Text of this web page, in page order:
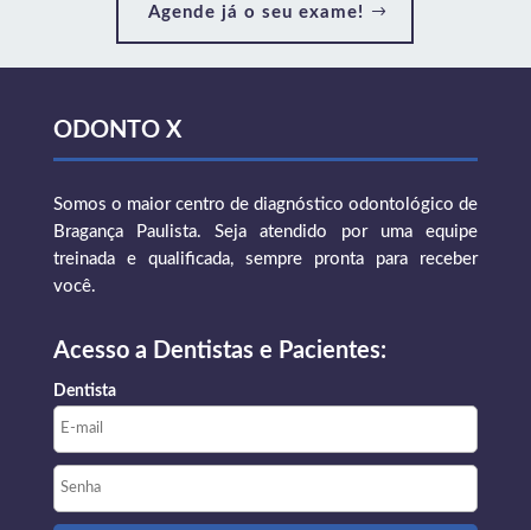
Agende já o seu exame!
ODONTO X
Somos o maior centro de diagnóstico odontológico de
Bragança Paulista. Seja atendido por uma equipe
treinada e qualificada, sempre pronta para receber
você.
Acesso a Dentistas e Pacientes:
Dentista